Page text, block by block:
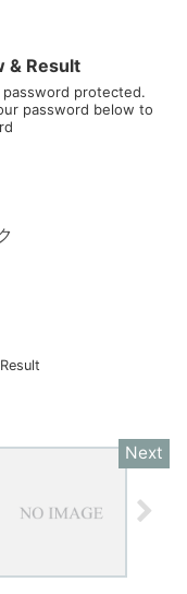
& Result
protected.
password below to